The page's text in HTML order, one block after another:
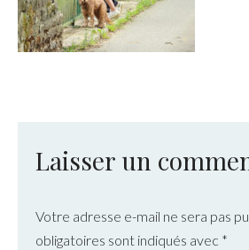
Laisser un
Votre adresse e-mail ne sera pas
obligatoires sont indiqués avec *